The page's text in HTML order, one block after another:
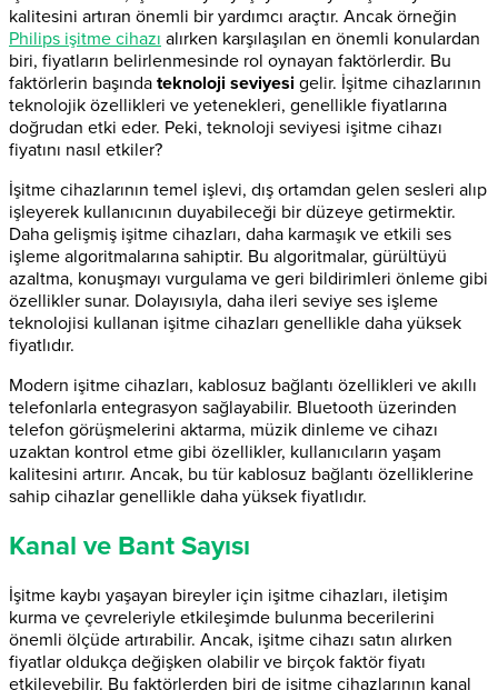
kalitesini artıran önemli bir yardımcı araçtır. Ancak örneğin
Philips işitme cihazı alırken karşılaşılan en önemli konulardan
biri, fiyatların belirlenmesinde rol oynayan faktörlerdir. Bu
faktörlerin başında teknoloji seviyesi gelir. İşitme cihazlarının
teknolojik özellikleri ve yetenekleri, genellikle fiyatlarına
doğrudan etki eder. Peki, teknoloji seviyesi işitme cihazı
fiyatını nasıl etkiler?
İşitme cihazlarının temel işlevi, dış ortamdan gelen sesleri alıp
işleyerek kullanıcının duyabileceği bir düzeye getirmektir.
Daha gelişmiş işitme cihazları, daha karmaşık ve etkili ses
işleme algoritmalarına sahiptir. Bu algoritmalar, gürültüyü
azaltma, konuşmayı vurgulama ve geri bildirimleri önleme gibi
özellikler sunar. Dolayısıyla, daha ileri seviye ses işleme
teknolojisi kullanan işitme cihazları genellikle daha yüksek
fiyatlıdır.
Modern işitme cihazları, kablosuz bağlantı özellikleri ve akıllı
telefonlarla entegrasyon sağlayabilir. Bluetooth üzerinden
telefon görüşmelerini aktarma, müzik dinleme ve cihazı
uzaktan kontrol etme gibi özellikler, kullanıcıların yaşam
kalitesini artırır. Ancak, bu tür kablosuz bağlantı özelliklerine
sahip cihazlar genellikle daha yüksek fiyatlıdır.
Kanal ve Bant Sayısı
İşitme kaybı yaşayan bireyler için işitme cihazları, iletişim
kurma ve çevreleriyle etkileşimde bulunma becerilerini
önemli ölçüde artırabilir. Ancak, işitme cihazı satın alırken
fiyatlar oldukça değişken olabilir ve birçok faktör fiyatı
etkileyebilir. Bu faktörlerden biri de işitme cihazlarının kanal